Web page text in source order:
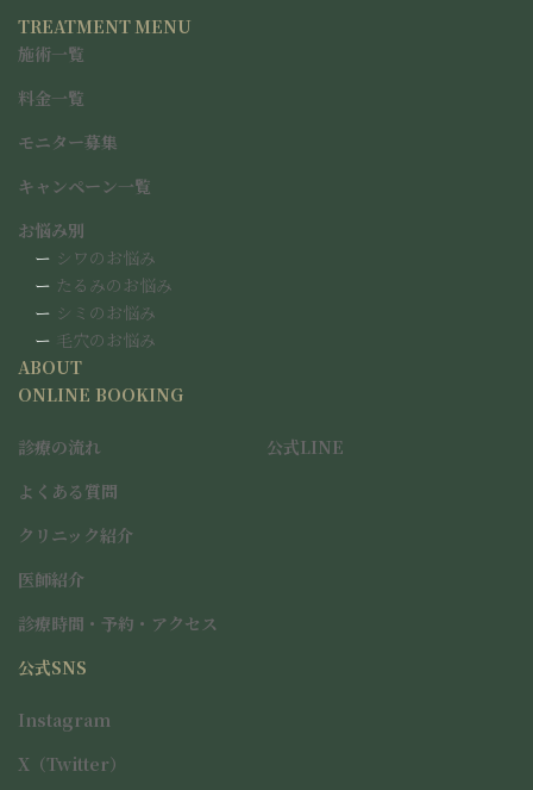
ン
ク
プ
リ
ン
ク
TREATMENT MENU
施術一覧
料金一覧
モニター募集
キャンペーン一覧
お悩み別
ー シワのお悩み
ー たるみのお悩み
ー シミのお悩み
ー 毛穴のお悩み
ABOUT
ONLINE BOOKING
診療の流れ
よくある質問
クリニック紹介
医師紹介
診療時間・予約・アクセス
公式LINE
公式SNS
Instagram
X（Twitter）